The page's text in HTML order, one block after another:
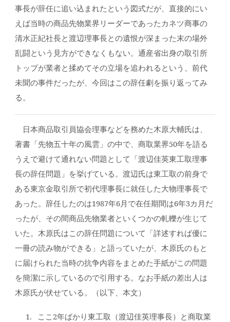
事長が辞任に追い込まれたという図式だが、直接的にい
えば当時の商品先物業界リーダーであったカネツ商事の
清水正紀社長と渡辺理事長との遺恨が深まった末の場外
乱闘という見方ができなくもない。通産省出身の取引所
トップが業者と揉めてその立場を追われるという、前代
未聞の事件だったが、今回はこの辞任劇を振り返ってみ
る。
日本商品取引員協会理事などを務めた木原大輔氏は、
著書「先物五十年の風雲」の中で、商取業界50年を語る
うえで避けて通れない問題として「渡辺佳英東工取理事
長の辞任問題」を挙げている。渡辺氏は東工取の前身で
ある東京金取引所で初代理事長に就任した大物理事長で
あった。辞任したのは1987年6月で在任期間は6年3カ月だ
ったが、その間商品先物業者といくつかの軋轢が生じて
いた。木原氏はこの辞任問題について「詳述すれば優に
一冊の読み物ができる」と語っていたが、木原氏のもと
に届けられた当時の抗争内容をまとめた手紙がこの問題
を簡潔に示しているので引用する。なお手紙の差出人は
木原氏が伏せている。（以下、本文）
ここ2年ばかり東工取（渡辺佳英理事長）と商取業